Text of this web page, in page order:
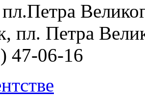
пл. Петра
47-06-16